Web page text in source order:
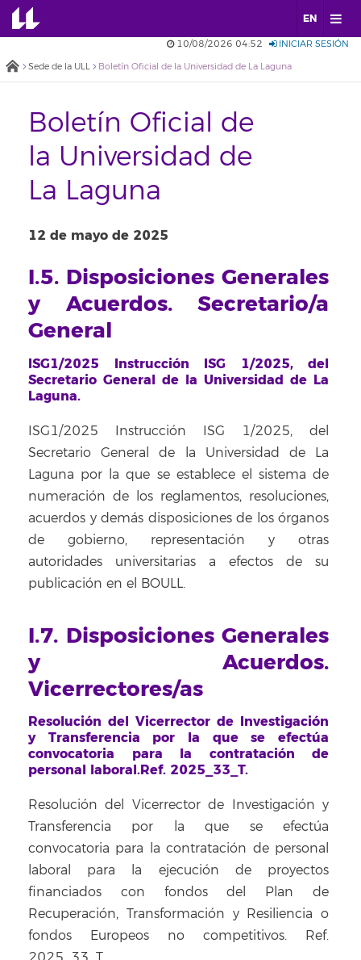
EN
10/08/2026 04:52 INICIAR SESIÓN
Sede de la ULL Boletín Oficial de la Universidad de La Laguna
Boletín Oficial de
la Universidad de
La Laguna
12 de mayo de 2025
I.5. Disposiciones Generales
y Acuerdos. Secretario/a
General
ISG1/2025 Instrucción ISG 1/2025, del
Secretario General de la Universidad de La
Laguna.
ISG1/2025 Instrucción ISG 1/2025, del
Secretario General de la Universidad de La
Laguna por la que se establece el sistema de
numeración de los reglamentos, resoluciones,
acuerdos y demás disposiciones de los órganos
de gobierno, representación y otras
autoridades universitarias a efectos de su
publicación en el BOULL.
I.7. Disposiciones Generales
y Acuerdos.
Vicerrectores/as
Resolución del Vicerrector de Investigación
y Transferencia por la que se efectúa
convocatoria para la contratación de
personal laboral.Ref. 2025_33_T.
Resolución del Vicerrector de Investigación y
Transferencia por la que se efectúa
convocatoria para la contratación de personal
laboral para la ejecución de proyectos
financiados con fondos del Plan de
Recuperación, Transformación y Resiliencia o
fondos Europeos no competitivos. Ref.